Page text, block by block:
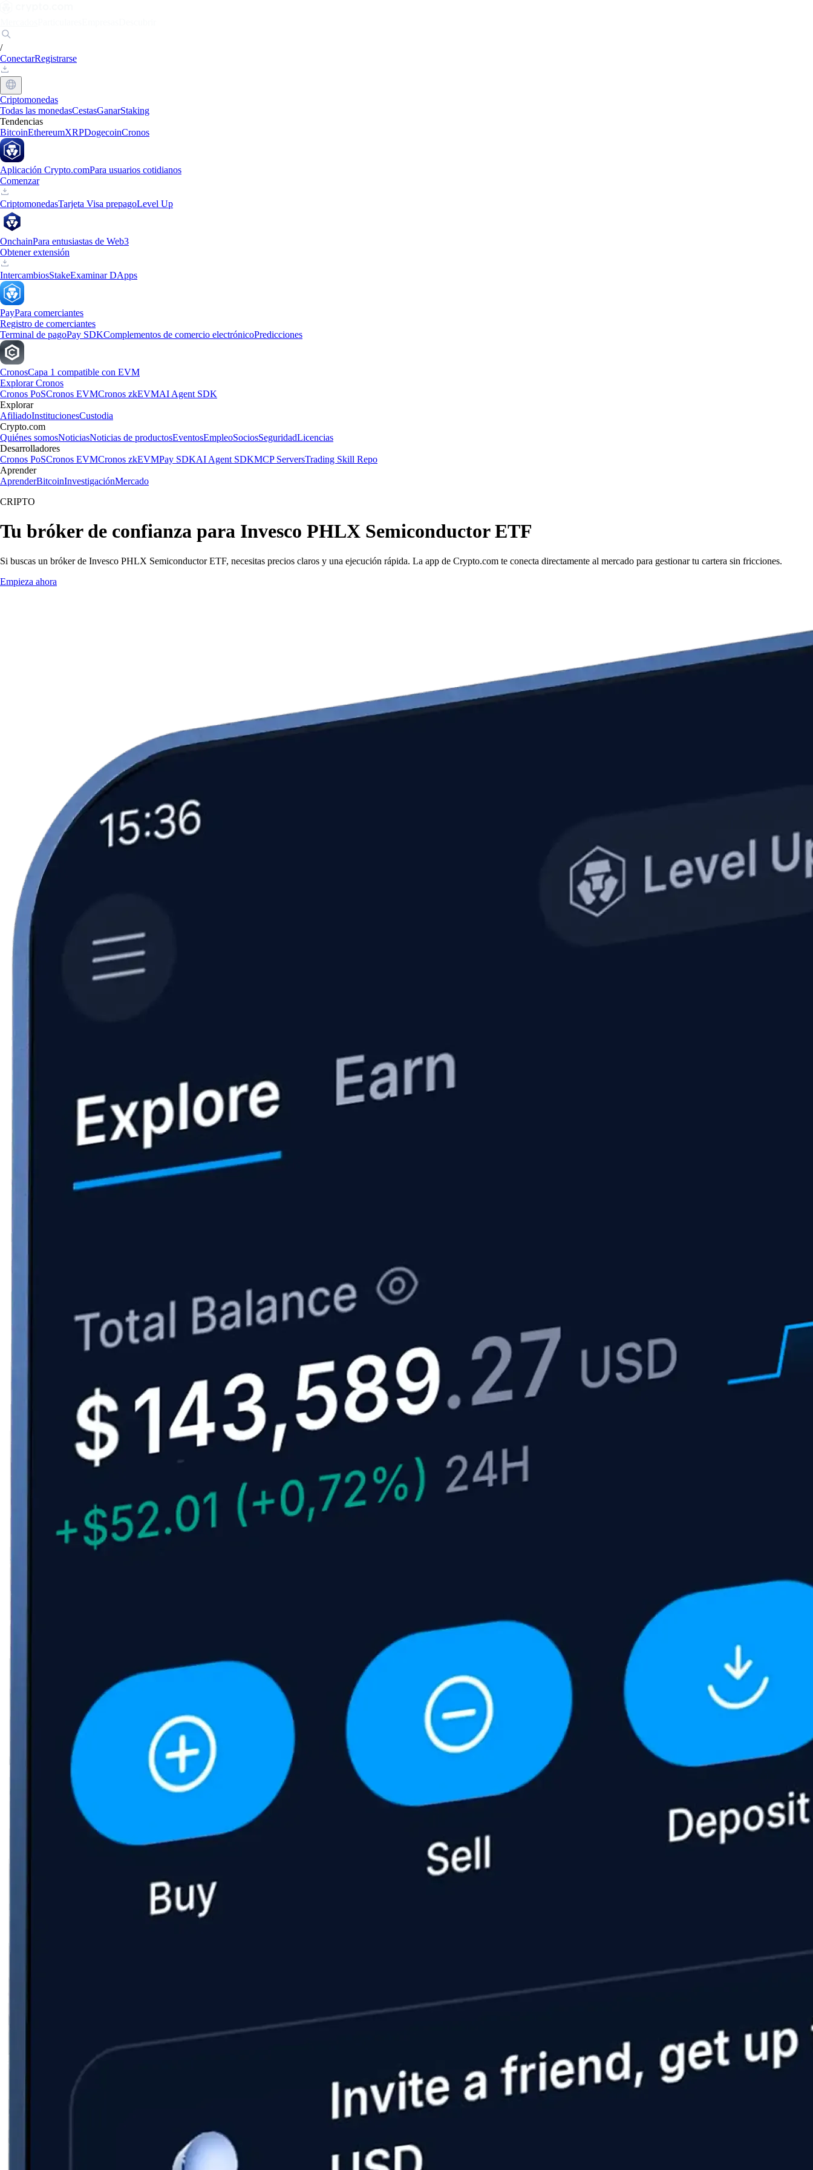
/
ConectarRegistrarse
Criptomonedas
Todas las monedasCestasGanarStaking
Tendencias
BitcoinEthereumXRPDogecoinCronos
Aplicación Crypto.comPara usuarios cotidianos
Comenzar
CriptomonedasTarjeta Visa prepagoLevel Up
OnchainPara entusiastas de Web3
Obtener extensión
IntercambiosStakeExaminar DApps
PayPara comerciantes
Registro de comerciantes
Terminal de pagoPay SDKComplementos de comercio electrónicoPredicciones
CronosCapa 1 compatible con EVM
Explorar Cronos
Cronos PoSCronos EVMCronos zkEVMAI Agent SDK
Explorar
AfiliadoInstitucionesCustodia
Crypto.com
Quiénes somosNoticiasNoticias de productosEventosEmpleoSociosSeguridadLicencias
Desarrolladores
Cronos PoSCronos EVMCronos zkEVMPay SDKAI Agent SDKMCP ServersTrading Skill Repo
Aprender
AprenderBitcoinInvestigaciónMercado
CRIPTO
Tu bróker de confianza para Invesco PHLX Semiconductor ETF
Si buscas un bróker de Invesco PHLX Semiconductor ETF, necesitas precios claros y una ejecución rápida. La app de Crypto.com te conecta directamente al mercado para gestionar tu cartera sin fricciones.
Empieza ahora